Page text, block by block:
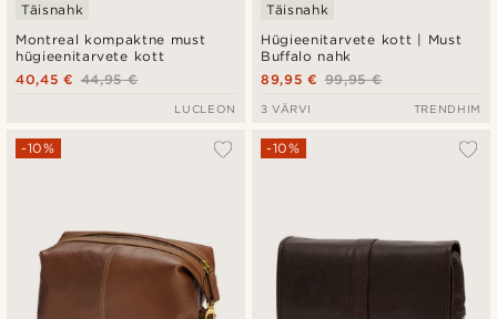
Montreal kompaktne must
hügieenitarvete kott
Täisnahk
44,95 €
40,45 €
LUCLEON
Hügieenitarvete kott | Must
Buffalo nahk
Täisnahk
99,95 €
89,95 €
3 VÄRVI TRENDHIM
-10% -10%